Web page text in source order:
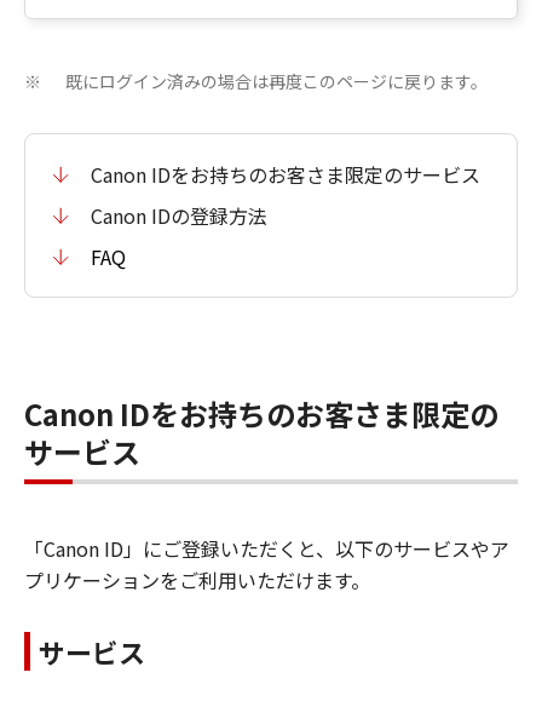
※ 既にログイン済みの場合は再度このページに戻ります。
Canon IDをお持ちのお客さま限定のサービス
Canon IDの登録方法
FAQ
Canon IDをお持ちのお客さま限定の
サービス
「Canon ID」にご登録いただくと、以下のサービスやア
プリケーションをご利用いただけます。
サービス